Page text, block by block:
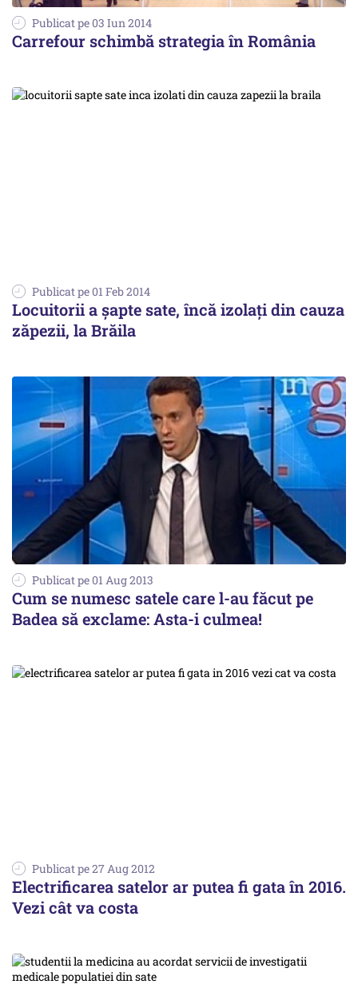
Publicat pe 03 Iun 2014
Carrefour schimbă strategia în România
Publicat pe 01 Feb 2014
Locuitorii a şapte sate, încă izolaţi din cauza
zăpezii, la Brăila
Publicat pe 01 Aug 2013
Cum se numesc satele care l-au făcut pe
Badea să exclame: Asta-i culmea!
Publicat pe 27 Aug 2012
Electrificarea satelor ar putea fi gata în 2016.
Vezi cât va costa